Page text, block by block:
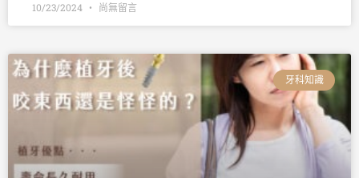
10/23/2024 尚無留言
牙科知識